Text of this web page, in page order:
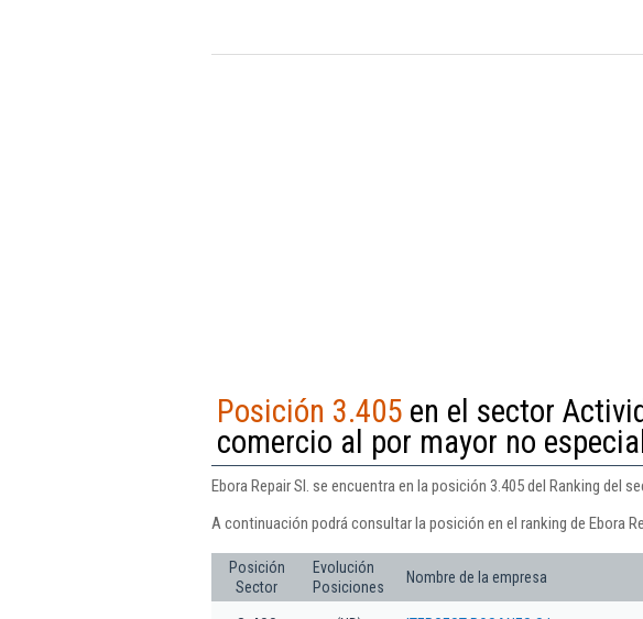
Posición 3.405 en el sector
comercio al por mayor no
Ebora Repair Sl. se encuentra en la posición 3.405 del Ranking del
A continuación podrá consultar la posición en el ranking de Ebora
Posición
Sector
Evolución
Posiciones
Nombre de la empresa